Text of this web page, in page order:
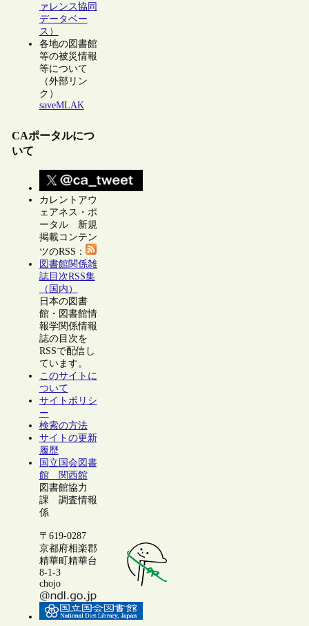
ァレンス協同
データベー
ス）
各地の図書館
等の被災情報
等について
（外部リン
ク）
saveMLAK
CAポータルにつ
いて
カレントアウ
ェアネス・ポ
ータル 新規
掲載コンテン
ツのRSS：
図書館関係雑
誌目次RSS集
（国内）
日本の図書
館・図書館情
報学関係情報
誌の目次を
RSSで配信し
ています。
このサイトに
ついて
サイトポリシ
ー
検索の方法
サイトの更新
履歴
国立国会図書
館 関西館
図書館協力
課 調査情報
係
〒619-0287
京都府相楽郡
精華町精華台
8-1-3
chojo